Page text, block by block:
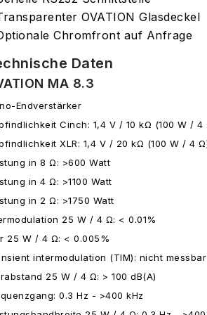
OVATION Glasdeckel
Chromfront auf Anfrage
Daten
MA 8.3
Endverstärker
Cinch: 1,4 V / 10 kΩ (100 W / 4
XLR: 1,4 V / 20 kΩ (100 W / 4
in 8 Ω: >600 Watt
in 4 Ω: >1100 Watt
in 2 Ω: >1750 Watt
25 W / 4 Ω: < 0.01%
25 W / 4 Ω: < 0.005%
intermodulation (TIM): nicht messbar
25 W / 4 Ω: > 100 dB(A)
0.3 Hz - >400 kHz